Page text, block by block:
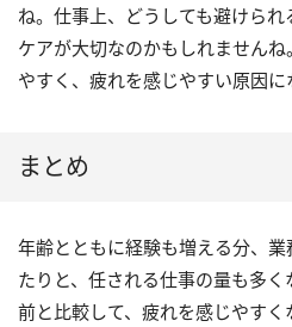
ね。仕事上、どうしても避けら
ケアが大切なのかもしれません
やすく、疲れを感じやすい原因に
まとめ
年齢とともに経験も増える分、
たりと、任される仕事の量も多
前と比較して、疲れを感じやす